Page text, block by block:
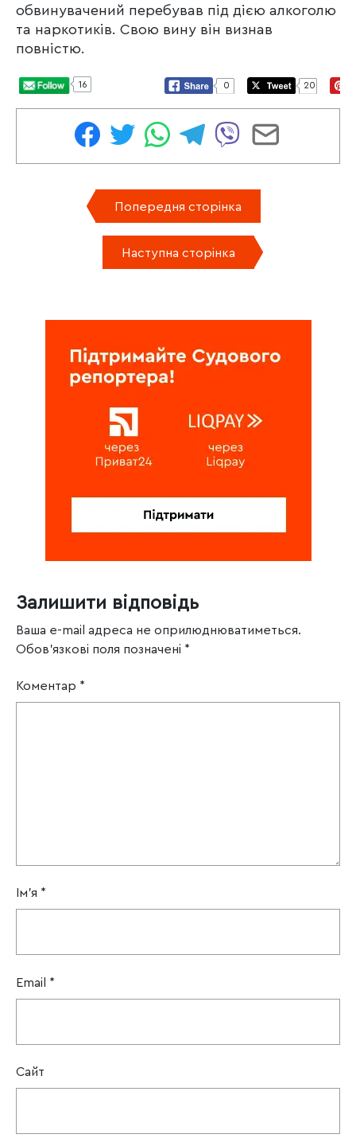
обвинувачений перебував під дією алкоголю
та наркотиків. Свою вину він визнав
повністю.
16 0 20
Попередня сторінка
Наступна сторінка
Залишити відповідь
Ваша e-mail адреса не оприлюднюватиметься.
Обов’язкові поля позначені *
Коментар *
Ім'я *
Email *
Сайт